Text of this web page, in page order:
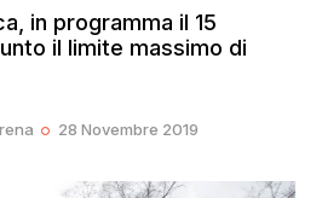
in programma il 15
il limite massimo di
28 Novembre 2019